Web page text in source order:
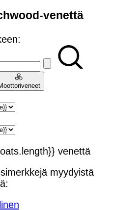
venettä
venettä
myydyistä